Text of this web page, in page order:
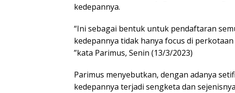
kedepannya.
“Ini sebagai bentuk untuk pendaftaran
kedepannya tidak hanya focus di
”kata Parimus, Senin (13/3/2023)
Parimus menyebutkan, dengan adanya
kedepannya terjadi sengketa dan